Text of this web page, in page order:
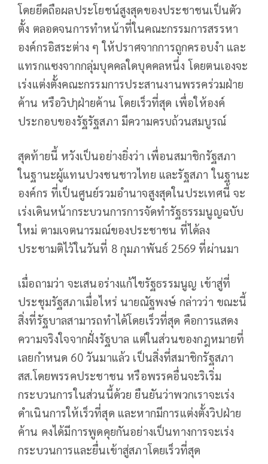
โดยยึดถือผลประโยชน์สูงสุดของประชาชนเป็นตัว
ตั้ง ตลอดจนการทำหน้าที่ในคณะกรรมการสรรหา
องค์กรอิสระต่าง ๆ ให้ปราศจากการถูกครอบงำ และ
แทรกแซงจากกลุ่มบุคคลใดบุคคลหนึ่ง โดยตนเองจะ
เร่งแต่งตั้งคณะกรรมการประสานงานพรรคร่วมฝ่าย
ค้าน หรือวิปๅฝ่ายค้าน โดยเร็วที่สุด เพื่อให้องค์
ประกอบของรัฐรัฐสภา มีความครบถ้วนสมบูรณ์
สุดท้ายนี้ หวังเป็นอย่างยิ่งว่า เพื่อนสมาชิกรัฐสภา
ในฐานะผู้แทนปวงชนชาวไทย และรัฐสภา ในฐานะ
องค์กร ที่เป็นศูนย์รวมอำนาจสูงสุดในประเทศนี้ จะ
เร่งเดินหน้ากระบวนการการจัดทำรัฐธรรมนูญฉบับ
ใหม่ ตามเจตนารมณ์ของประชาชน ที่ได้ลง
ประชามติไว้ในวันที่ 8 กุมภาพันธ์ 2569 ที่ผ่านมา
เมื่อถามว่า จะเสนอร่างแก้ไขรัฐธรรมนูญ เข้าสู่ที่
ประชุมรัฐสภาเมื่อไหร่ นายณัฐพงษ์ กล่าวว่า ขณะนี้
สิ่งที่รัฐบาลสามารถทำได้โดยเร็วที่สุด คือการแสดง
ความจริงใจจากฝั่งรัฐบาล แต่ในส่วนของกฎหมายที่
เลยกำหนด 60 วันมาแล้ว เป็นสิ่งที่สมาชิกรัฐสภา
สส.โดยพรรคประชาชน หรือพรรคอื่นจะริเริ่ม
กระบวนการในส่วนนี้ด้วย ยืนยันว่าพวกเราจะเร่ง
ดำเนินการให้เร็วที่สุด และหากมีการแต่งตั้งวิปฝ่าย
ค้าน คงได้มีการพูดคุยกันอย่างเป็นทางการจะเร่ง
กระบวนการและยื่นเข้าสู่สภาโดยเร็วที่สุด